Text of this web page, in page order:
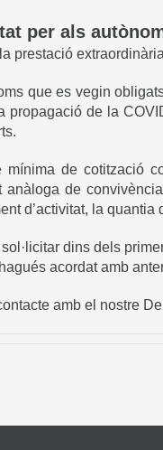
per als
prestació
que es vegin
de la
de cotització
de
d’activitat, la
dins dels
acordat amb
amb el nostre